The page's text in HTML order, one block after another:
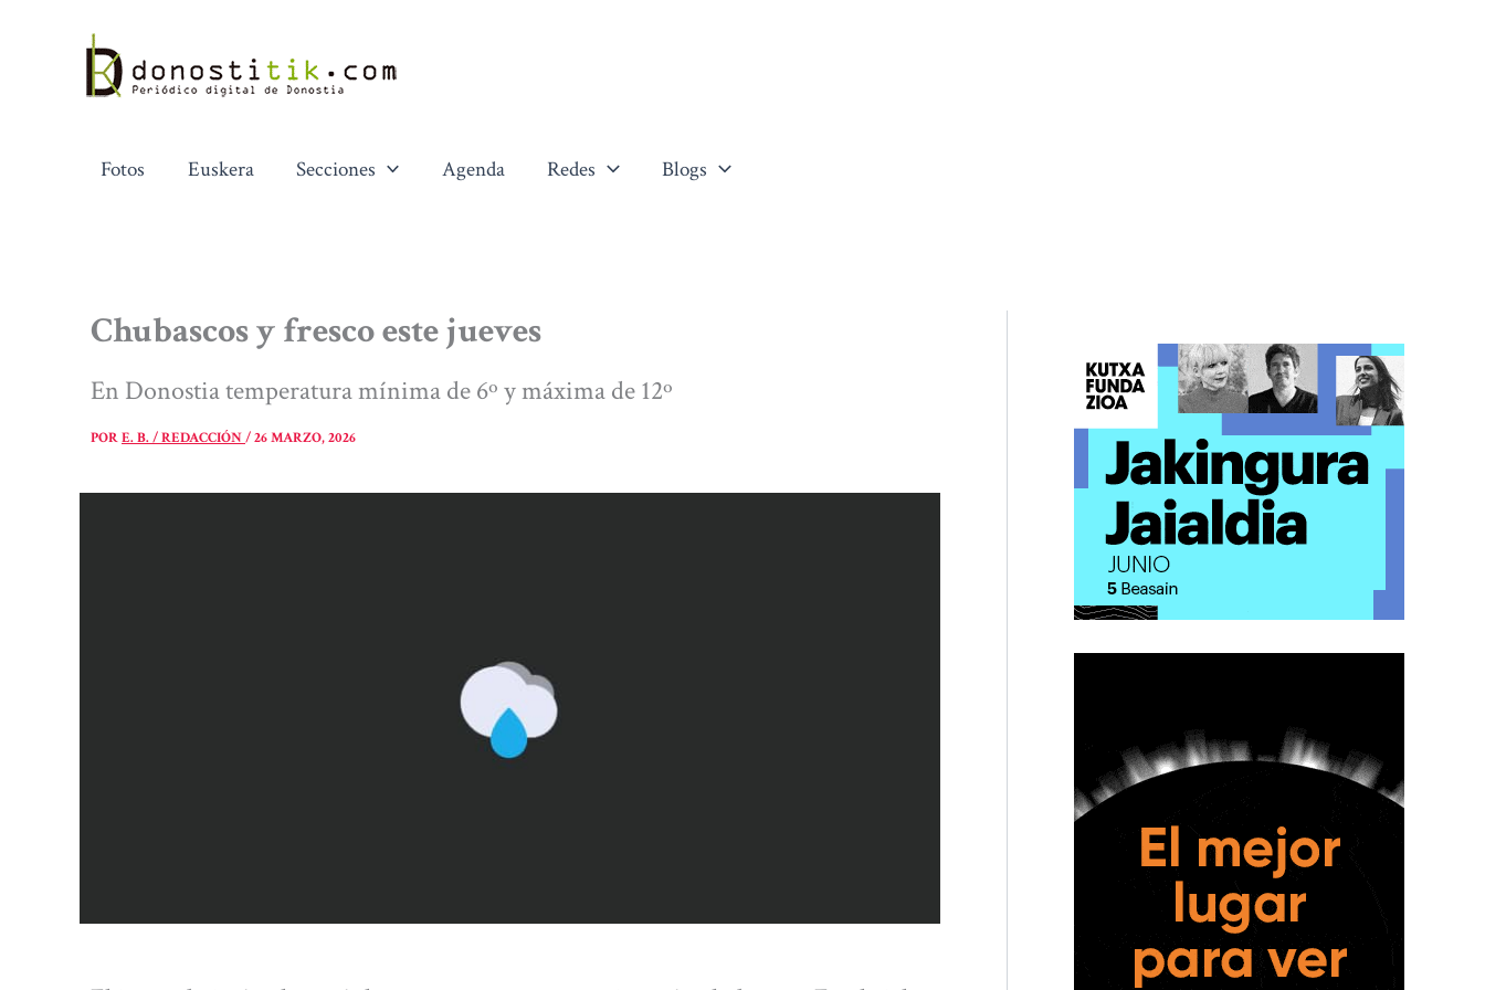
contenido
Fotos Euskera Secciones Agenda Redes Blogs
Chubascos y fresco este jueves
En Donostia temperatura mínima de 6º y máxima de 12º
PORE. B. / REDACCIÓN/26 MARZO, 2026